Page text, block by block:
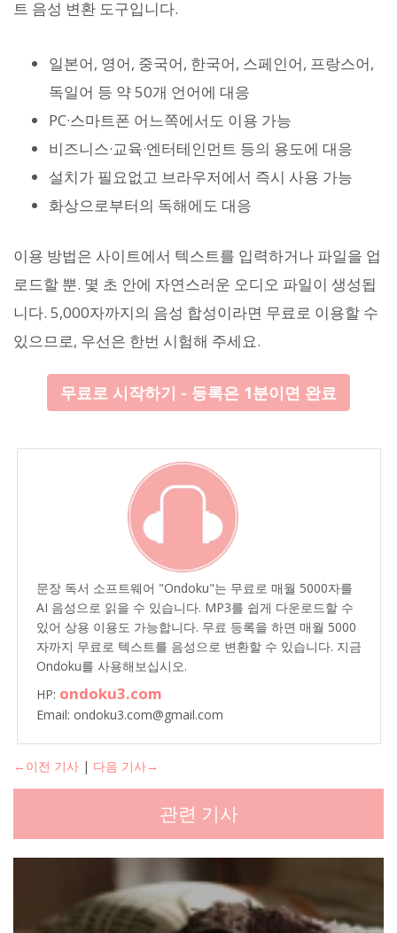
트 음성 변환 도구입니다.
일본어, 영어, 중국어, 한국어, 스페인어, 프랑스어,
독일어 등 약 50개 언어에 대응
PC·스마트폰 어느쪽에서도 이용 가능
비즈니스·교육·엔터테인먼트 등의 용도에 대응
설치가 필요없고 브라우저에서 즉시 사용 가능
화상으로부터의 독해에도 대응
이용 방법은 사이트에서 텍스트를 입력하거나 파일을 업
로드할 뿐. 몇 초 안에 자연스러운 오디오 파일이 생성됩
니다. 5,000자까지의 음성 합성이라면 무료로 이용할 수
있으므로, 우선은 한번 시험해 주세요.
무료로 시작하기 - 등록은 1분이면 완료
문장 독서 소프트웨어 "Ondoku"는 무료로 매월 5000자를
AI 음성으로 읽을 수 있습니다. MP3를 쉽게 다운로드할 수
있어 상용 이용도 가능합니다. 무료 등록을 하면 매월 5000
자까지 무료로 텍스트를 음성으로 변환할 수 있습니다. 지금
Ondoku를 사용해보십시오.
HP: ondoku3.com
Email: ondoku3.com@gmail.com
←이전 기사 | 다음 기사→
관련 기사